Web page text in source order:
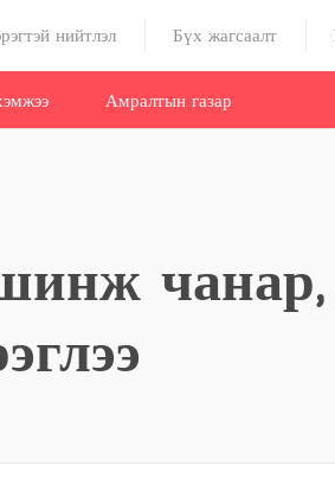
нийтлэл Бүх жагсаалт
Амралтын газар
чанар,